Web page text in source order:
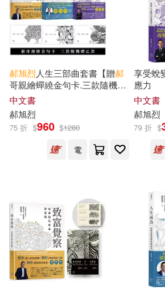
三采(17) 幸福文化(10)
天下文化(6) 愛播聽書
商業周刊(4)
中國青年出版社(2)
印刷工業出版社(1)
天下學習(1) 親子天下(1)
配送方式
郝旭烈人生三部曲套書【贈郝
哥親繪蟬繞金句卡.三款隨機乙
款】：致富覺察、人生成為、
享受蛻變
中文書
郝旭烈
75 折 $960 $1280
電
享受蛻
應力
中文書
郝旭烈
79 折 $